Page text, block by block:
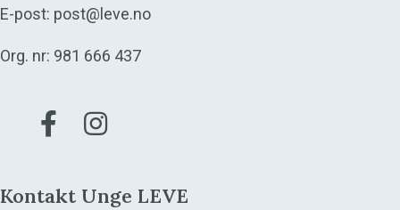
E-post: post@leve.no
Org. nr: 981 666 437
Gå til vår Facebook
Gå til vår Instagram
Kontakt Unge LEVE